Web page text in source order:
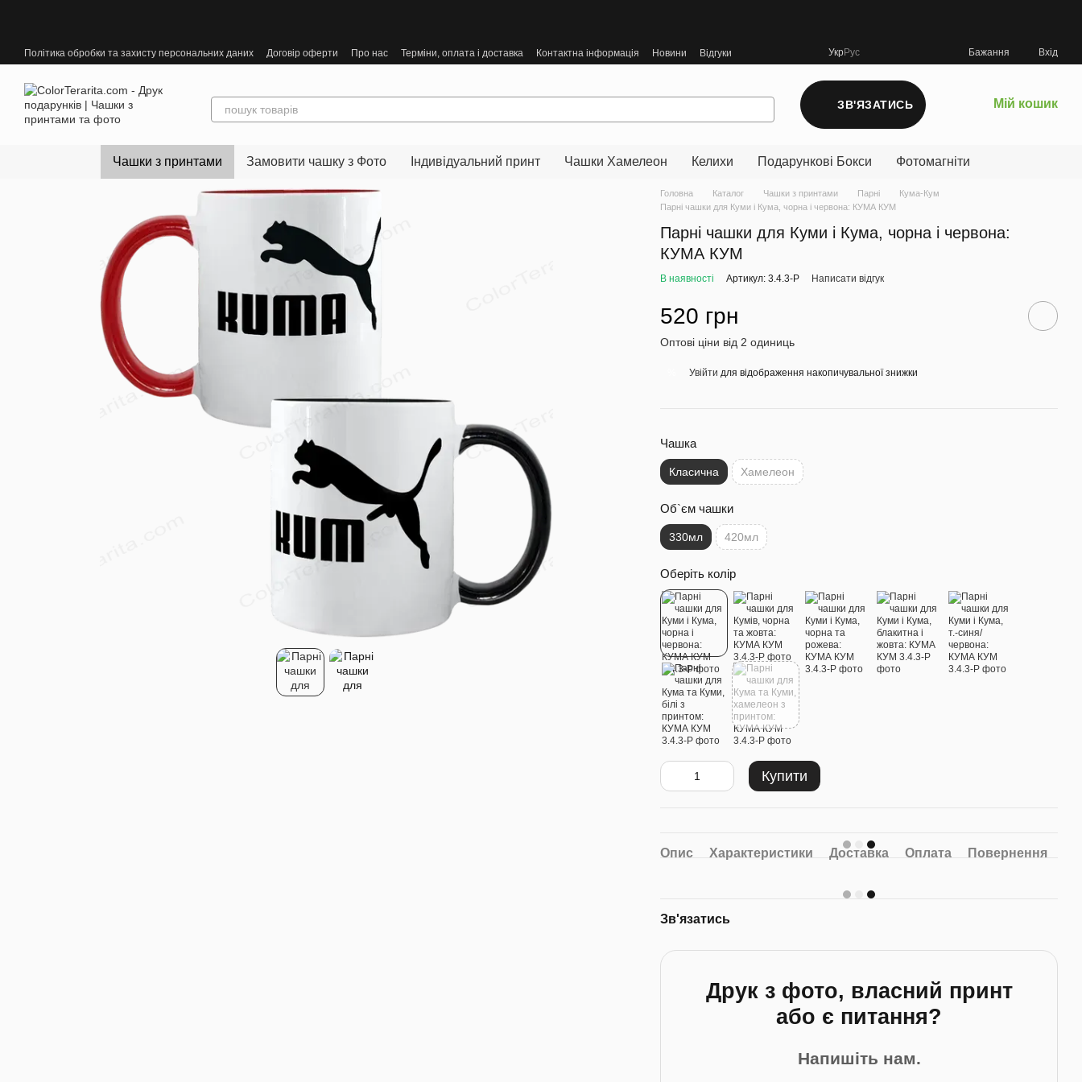
Політика обробки та захисту персональних даних Договір оферти Про нас Терміни, оплата і доставка Контактна інформація Новини Відгуки УкрРус Бажання Вхід
ЗВ'ЯЗАТИСЬ Мій кошик
Чашки з принтами Замовити чашку з Фото Індивідуальний принт Чашки Хамелеон Келихи Подарункові Бокси Фотомагніти
Головна Каталог Чашки з принтами Парні
Кума-Кум
Парні чашки для Куми і Кума, чорна і червона: КУМА КУМ
Парні чашки для Куми і Кума, чорна і червона:
КУМА КУМ
В наявності Артикул: 3.4.3-P Написати відгук
520 грн
Оптові ціни від 2 одиниць
Увійти для відображення накопичувальної знижки
Чашка
Класична Хамелеон
Об`єм чашки
330мл 420мл
Оберіть колір
Купити
Опис Характеристики Доставка Оплата Повернення
Зв'язатись
Друк з фото, власний принт
або є питання?
Напишіть нам.